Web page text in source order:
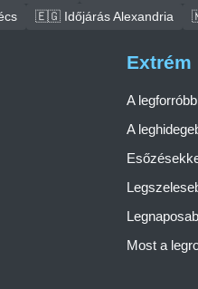
🇪🇬 Időjárás Alexandria
Extrém
A
A
Most a